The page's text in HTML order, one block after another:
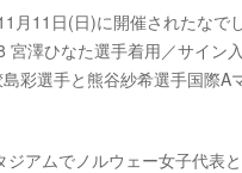
月11日(日)に開催されたな
澤ひなた選手着用／サイン
彩選手と熊谷紗希選手国際
アムでノルウェー女子代表と